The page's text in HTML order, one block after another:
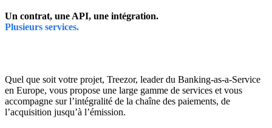
Un contrat, une API, une intégration.
Plusieurs services.
Quel que soit votre projet, Treezor, leader du Banking-as-a-Service
en Europe, vous propose une large gamme de services et vous
accompagne sur l’intégralité de la chaîne des paiements, de
l’acquisition jusqu’à l’émission.